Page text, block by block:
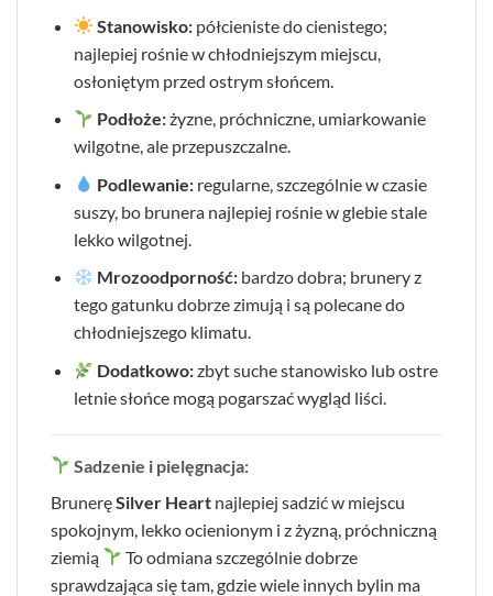
Stanowisko: półcieniste do cienistego;
najlepiej rośnie w chłodniejszym miejscu,
osłoniętym przed ostrym słońcem.
Podłoże:żyzne, próchniczne, umiarkowanie
wilgotne, ale przepuszczalne.
Podlewanie: regularne, szczególnie w czasie
suszy, bo brunera najlepiej rośnie w glebie stale
lekko wilgotnej.
Mrozoodporność: bardzo dobra; brunery z
tego gatunku dobrze zimują i są polecane do
chłodniejszego klimatu.
Dodatkowo:zbyt suche stanowisko lub ostre
letnie słońce mogą pogarszać wygląd liści.
Sadzenie i pielęgnacja:
BruneręSilver Heart najlepiej sadzić w miejscu
spokojnym, lekko ocienionym i z żyzną, próchniczną
ziemią
To odmiana szczególnie dobrze
sprawdzająca się tam, gdzie wiele innych bylin ma